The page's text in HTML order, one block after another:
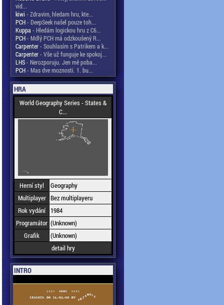
vid...
kiwi - Zdravim, hledam hru, kte...
PCH- DeepSeek našel pouze toh...
Kuppa - Hledám logickou hru z C6...
PCH- Mdlý PCH má odzkoušený R...
Carpenter- Souhlasím s Patrikem a k...
Carpenter- Vše už funguje ke spokoj...
LHS- Nerozporuju. Jen mě poba...
PCH- Mas dve moznosti. 1. bu...
HRA
World Geography Series - States &
C...
Herní styl
Geography
Multiplayer Bez multiplayeru
Rok vydání
1984
Programátor (Unknown)
Grafik
(Unknown)
detail hry
INTRO